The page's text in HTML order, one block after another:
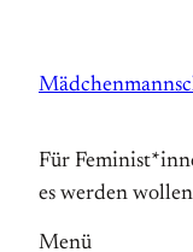
springen
Für
es werden
Menü